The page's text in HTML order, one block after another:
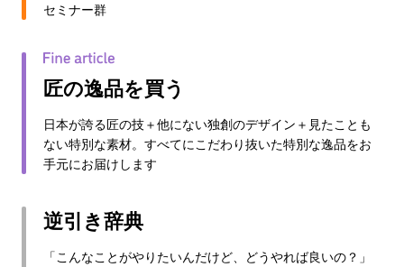
セミナー群
匠の逸品を買う
日本が誇る匠の技＋他にない独創のデザイン＋見たことも
ない特別な素材。すべてにこだわり抜いた特別な逸品をお
手元にお届けします
逆引き辞典
「こんなことがやりたいんだけど、どうやれば良いの？」